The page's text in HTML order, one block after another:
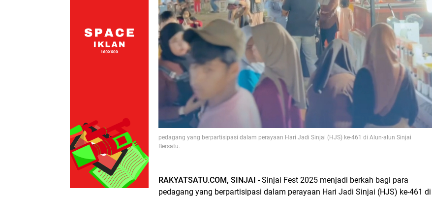
pedagang yang berpartisipasi dalam perayaan Hari Jadi Sinjai (HJS) ke-461 di Alun-alun Sinjai
Bersatu.
RAKYATSATU.COM, SINJAI - Sinjai Fest 2025 menjadi berkah bagi para
pedagang yang berpartisipasi dalam perayaan Hari Jadi Sinjai (HJS) ke-461 di